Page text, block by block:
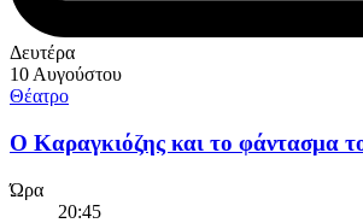
Δευτέρα
10 Αυγούστου
Θέατρο
Ο Καραγκιόζης και το φάντασμα
Ώρα
20:45